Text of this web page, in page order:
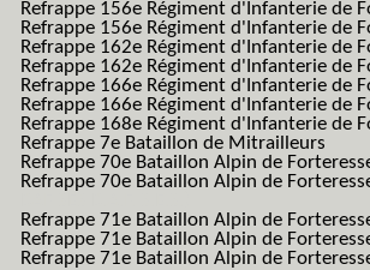
Refrappe 156e Régiment d'Infanterie de
Refrappe 156e Régiment d'Infanterie de
Refrappe 162e Régiment d'Infanterie de
Refrappe 162e Régiment d'Infanterie de
Refrappe 166e Régiment d'Infanterie de
Refrappe 166e Régiment d'Infanterie de
Refrappe 168e Régiment d'Infanterie de
Refrappe 7e Bataillon de Mitrailleurs
Refrappe 70e Bataillon Alpin de
Refrappe 70e Bataillon Alpin de
Refrappe 71e Bataillon Alpin de
Refrappe 71e Bataillon Alpin de
Refrappe 71e Bataillon Alpin de